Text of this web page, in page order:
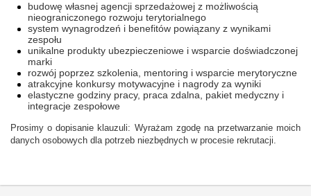
budowę własnej agencji sprzedażowej z możliwością
nieograniczonego rozwoju terytorialnego
system wynagrodzeń i benefitów powiązany z wynikami
zespołu
unikalne produkty ubezpieczeniowe i wsparcie doświadczonej
marki
rozwój poprzez szkolenia, mentoring i wsparcie merytoryczne
atrakcyjne konkursy motywacyjne i nagrody za wyniki
elastyczne godziny pracy, praca zdalna, pakiet medyczny i
integracje zespołowe
Prosimy o dopisanie klauzuli: Wyrażam zgodę na przetwarzanie moich
danych osobowych dla potrzeb niezbędnych w procesie rekrutacji.